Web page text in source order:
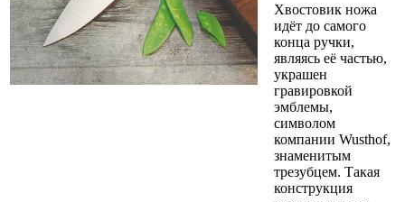
Хвостовик ножа
идёт до самого
конца ручки,
являясь её частью,
украшен
гравировкой
эмблемы,
символом
компании Wusthof,
знаменитым
трезубцем. Такая
конструкция